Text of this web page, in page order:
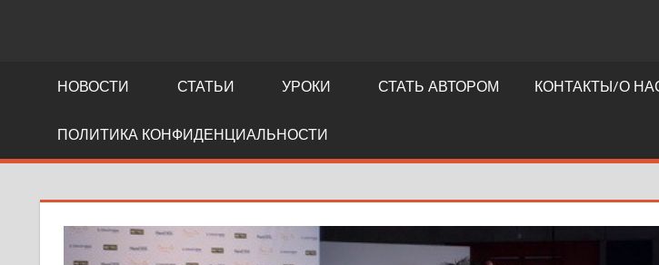
кино
НОВОСТИ СТАТЬИ УРОКИ СТАТЬ АВТОРОМ КОНТАКТЫ/О
ПОЛИТИКА КОНФИДЕНЦИАЛЬНОСТИ